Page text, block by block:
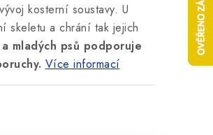
kosterní soustavy. U
skeletu a chrání tak jejich
mladých psů podporuje
Více informací